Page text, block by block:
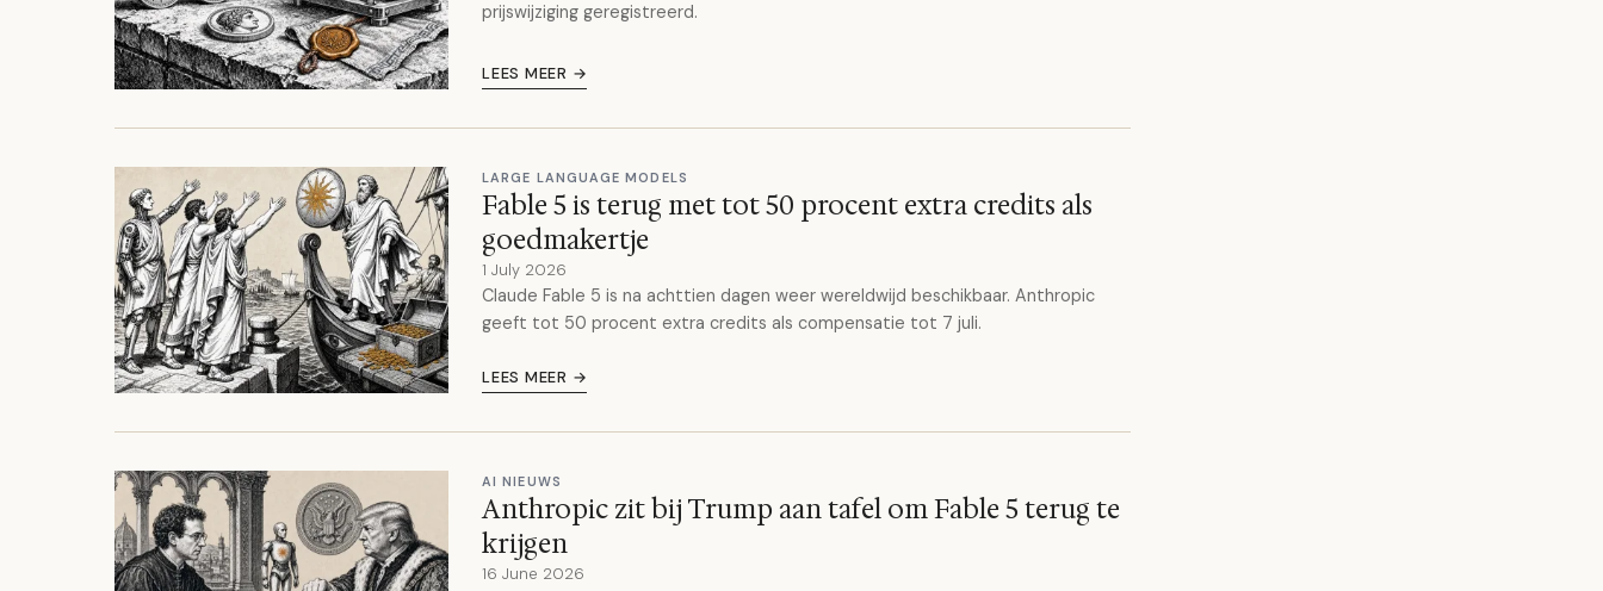
prijswijziging geregistreerd.
LEES MEER →
LARGE LANGUAGE MODELS
Fable 5 is terug met tot 50 procent extra credits als
goedmakertje
1 July 2026
Claude Fable 5 is na achttien dagen weer wereldwijd beschikbaar. Anthropic
geeft tot 50 procent extra credits als compensatie tot 7 juli.
LEES MEER →
AI NIEUWS
Anthropic zit bij Trump aan tafel om Fable 5 terug te
krijgen
16 June 2026